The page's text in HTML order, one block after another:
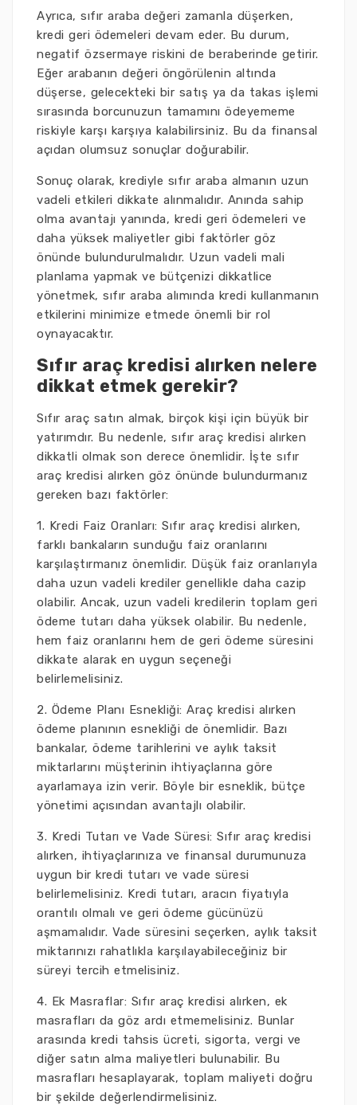
Ayrıca, sıfır araba değeri zamanla düşerken,
kredi geri ödemeleri devam eder. Bu durum,
negatif özsermaye riskini de beraberinde getirir.
Eğer arabanın değeri öngörülenin altında
düşerse, gelecekteki bir satış ya da takas işlemi
sırasında borcunuzun tamamını ödeyememe
riskiyle karşı karşıya kalabilirsiniz. Bu da finansal
açıdan olumsuz sonuçlar doğurabilir.
Sonuç olarak, krediyle sıfır araba almanın uzun
vadeli etkileri dikkate alınmalıdır. Anında sahip
olma avantajı yanında, kredi geri ödemeleri ve
daha yüksek maliyetler gibi faktörler göz
önünde bulundurulmalıdır. Uzun vadeli mali
planlama yapmak ve bütçenizi dikkatlice
yönetmek, sıfır araba alımında kredi kullanmanın
etkilerini minimize etmede önemli bir rol
oynayacaktır.
Sıfır araç kredisi alırken nelere
dikkat etmek gerekir?
Sıfır araç satın almak, birçok kişi için büyük bir
yatırımdır. Bu nedenle, sıfır araç kredisi alırken
dikkatli olmak son derece önemlidir. İşte sıfır
araç kredisi alırken göz önünde bulundurmanız
gereken bazı faktörler:
1. Kredi Faiz Oranları: Sıfır araç kredisi alırken,
farklı bankaların sunduğu faiz oranlarını
karşılaştırmanız önemlidir. Düşük faiz oranlarıyla
daha uzun vadeli krediler genellikle daha cazip
olabilir. Ancak, uzun vadeli kredilerin toplam geri
ödeme tutarı daha yüksek olabilir. Bu nedenle,
hem faiz oranlarını hem de geri ödeme süresini
dikkate alarak en uygun seçeneği
belirlemelisiniz.
2. Ödeme Planı Esnekliği: Araç kredisi alırken
ödeme planının esnekliği de önemlidir. Bazı
bankalar, ödeme tarihlerini ve aylık taksit
miktarlarını müşterinin ihtiyaçlarına göre
ayarlamaya izin verir. Böyle bir esneklik, bütçe
yönetimi açısından avantajlı olabilir.
3. Kredi Tutarı ve Vade Süresi: Sıfır araç kredisi
alırken, ihtiyaçlarınıza ve finansal durumunuza
uygun bir kredi tutarı ve vade süresi
belirlemelisiniz. Kredi tutarı, aracın fiyatıyla
orantılı olmalı ve geri ödeme gücünüzü
aşmamalıdır. Vade süresini seçerken, aylık taksit
miktarınızı rahatlıkla karşılayabileceğiniz bir
süreyi tercih etmelisiniz.
4. Ek Masraflar: Sıfır araç kredisi alırken, ek
masrafları da göz ardı etmemelisiniz. Bunlar
arasında kredi tahsis ücreti, sigorta, vergi ve
diğer satın alma maliyetleri bulunabilir. Bu
masrafları hesaplayarak, toplam maliyeti doğru
bir şekilde değerlendirmelisiniz.